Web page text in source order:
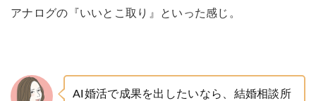
アナログの『いいとこ取り』といった感じ。
AI婚活で成果を出したいなら、結婚相談所